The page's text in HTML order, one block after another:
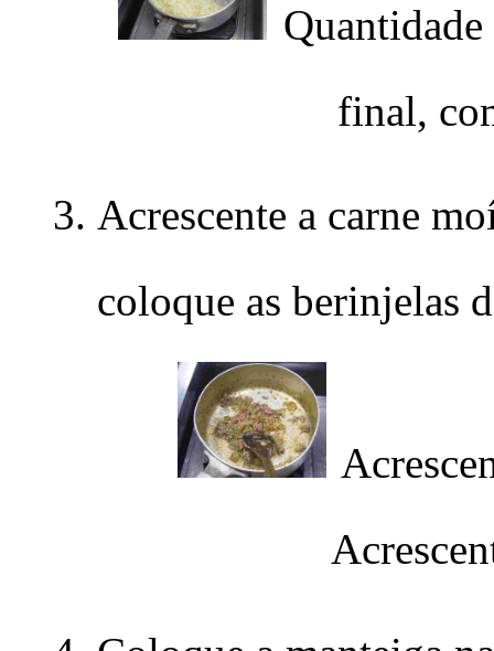
final,
Acrescente a carne
coloque as berinjelas